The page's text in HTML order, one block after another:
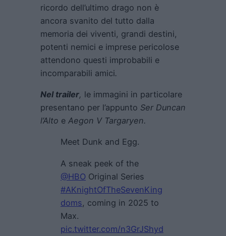
ricordo dell’ultimo drago non è
ancora svanito del tutto dalla
memoria dei viventi, grandi destini,
potenti nemici e imprese pericolose
attendono questi improbabili e
incomparabili amici.
Nel trailer, le immagini in particolare
presentano per l’appunto Ser Duncan
l’Alto e Aegon V Targaryen.
Meet Dunk and Egg.
A sneak peek of the
@HBO Original Series
#AKnightOfTheSevenKing
doms, coming in 2025 to
Max.
pic.twitter.com/n3GrJShyd